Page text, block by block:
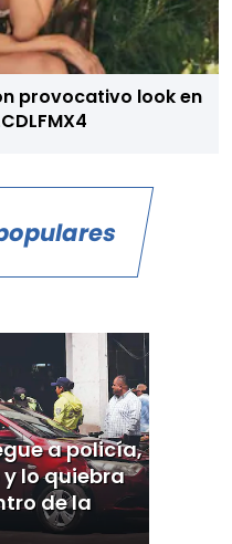
provocativo look en
a policía,
lo quiebra
de la